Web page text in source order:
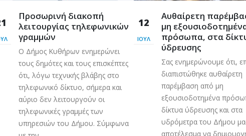
Προσωρινή διακοπή
λειτουργίας τηλεφωνικών
γραμμών
Ο Δήμος Κυθήρων ενημερώνει
τους δημότες και τους επισκέπτες
ότι, λόγω τεχνικής βλάβης στο
τηλεφωνικό δίκτυο, σήμερα και
αύριο δεν λειτουργούν οι
τηλεφωνικές γραμμές των
υπηρεσιών του Δήμου. Σύμφωνα
12
ΙΟΎΛ
Aυθαίρετη
μη
πρόσωπα, στα
ύδρευσης
Σας ενημερώνουμε ότι,
διαπιστώθηκε αυθαίρετη
παρέμβαση από μη
εξουσιοδοτημένα
δίκτυα ύδρευσης και στα
υδρόμετρα του Δήμου
αποτέλεσμα να